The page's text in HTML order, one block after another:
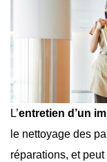
L’entretien d’un
le nettoyage des
réparations, et